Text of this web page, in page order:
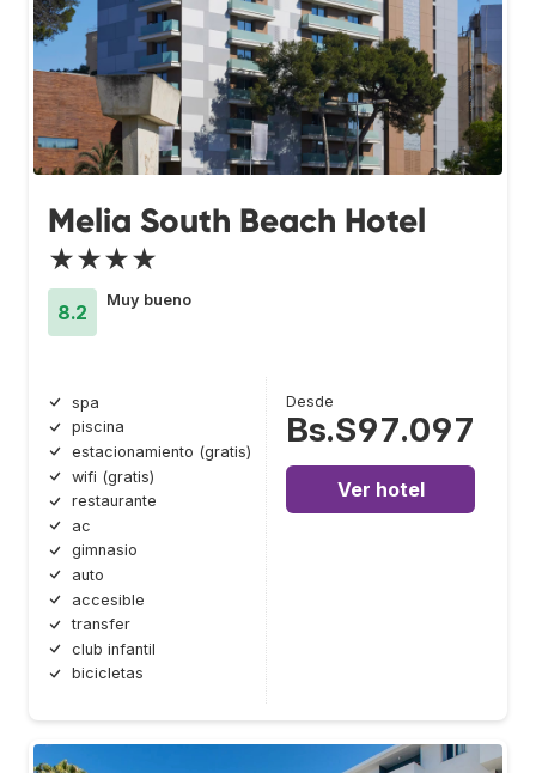
Melia South Beach Hotel
★★★★
8.2
Muy bueno
spa
piscina
estacionamiento (gratis)
wifi (gratis)
restaurante
ac
gimnasio
auto
accesible
transfer
club infantil
bicicletas
Desde
Bs.S97.097
Ver hotel